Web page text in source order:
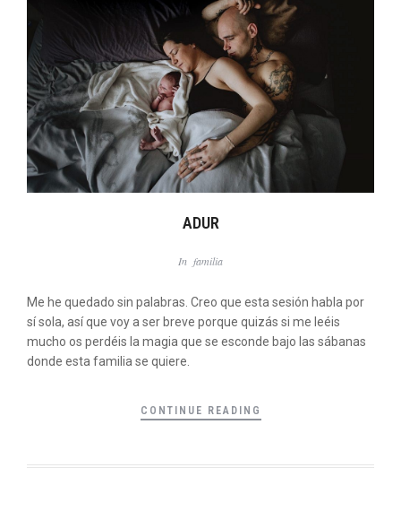
ADUR
In familia
Me he quedado sin palabras. Creo que esta sesión habla por
sí sola, así que voy a ser breve porque quizás si me leéis
mucho os perdéis la magia que se esconde bajo las sábanas
donde esta familia se quiere.
CONTINUE READING